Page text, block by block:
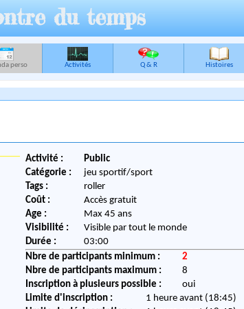
du temps
perso Activités Q & R Histoires
Activité :
Public
Catégorie :
jeu sportif/sport
Tags :
roller
Coût :
Accès gratuit
Age :
Max 45 ans
Visibilité :
Visible par tout le monde
Durée :
03:00
Nbre de participants minimum :
2
Nbre de participants maximum :
8
Inscription à plusieurs possible :
oui
Limite d'inscription :
1 heure avant (18:45)